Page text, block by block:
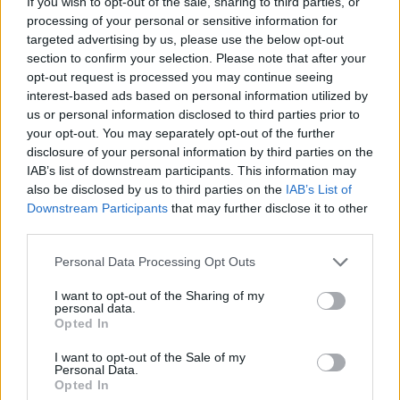
processing of your personal or sensitive information for
targeted advertising by us, please use the below opt-out
section to confirm your selection. Please note that after your
opt-out request is processed you may continue seeing
interest-based ads based on personal information utilized by
us or personal information disclosed to third parties prior to
your opt-out. You may separately opt-out of the further
disclosure of your personal information by third parties on the
IAB’s list of downstream participants. This information may
also be disclosed by us to third parties on the IAB’s List of
Downstream Participants that may further disclose it to other
Please note that this website/app uses one or more Google
not limited to your visit or usage behaviour. You may click to
grant or deny consent to Google and its third-party tags to
use your data for below specified purposes in below Google
consent section.
Personal Data Processing Opt Outs
I want to opt-out of the Sharing of my
personal data.
Opted In
I want to opt-out of the Sale of my
Personal Data.
Opted In
Kövess minket TikTokon is!
Megnézem
SMASH by Meló-Diák: Homok, zene és a nyár legjobb
hangulata – Jön a második forduló! (X)
Július végén folytatódik a balatoni strandröplabda-
sorozat.
#star wars: skeleton crew #skeleton crew
#star
#disney